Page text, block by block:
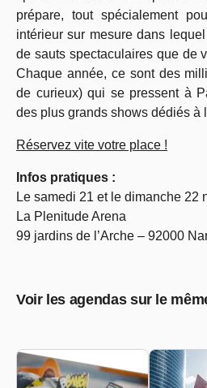
prépare, tout spécialement
intérieur sur mesure dans
de sauts spectaculaires que de
Chaque année, ce sont des
de curieux) qui se pressent à
des plus grands shows dédiés à
Réservez vite votre place !
Infos pratiques :
Le samedi 21 et le dimanche 22
La Plenitude Arena
99 jardins de l’Arche – 92000
Voir les agendas sur le